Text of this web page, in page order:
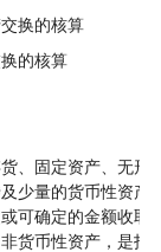
换的核算
的核算
固定资产、无形
少量的货币性资产
可确定的金额收取
货币性资产，是指